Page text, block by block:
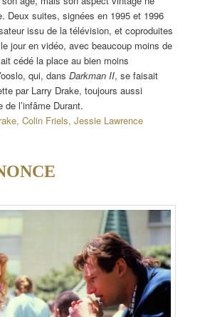
Deux suites, signées en 1995 et 1996
issu de la télévision, et coproduites
jour en vidéo, avec beaucoup moins de
cédé la place au bien moins
qui, dansDarkman II, se faisait
par Larry Drake, toujours aussi
l’infâme Durant.
Colin Friels, Jessie Lawrence